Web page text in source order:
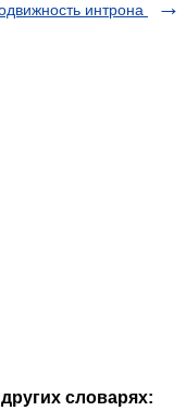
интрона
словарях: